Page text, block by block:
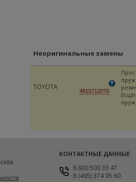
Неоригинальные замены
TOYOTA 4815712070
КОНТАКТНЫЕ ДАННЫЕ
8 800 500 33 47
8 (495) 374 95 60